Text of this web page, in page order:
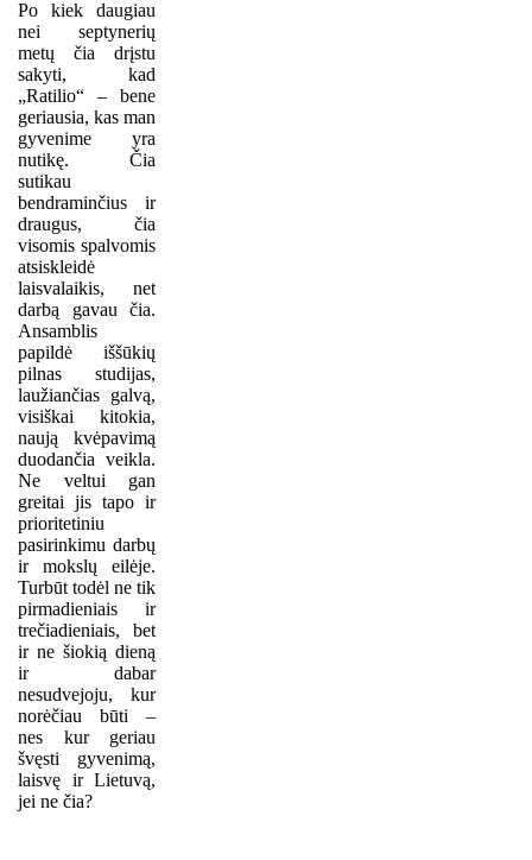
Po kiek daugiau
nei septynerių
metų čia drįstu
sakyti, kad
„Ratilio“ – bene
geriausia, kas man
gyvenime yra
nutikę. Čia
sutikau
bendraminčius ir
draugus, čia
visomis spalvomis
atsiskleidė
laisvalaikis, net
darbą gavau čia.
Ansamblis
papildė iššūkių
pilnas studijas,
laužiančias galvą,
visiškai kitokia,
naują kvėpavimą
duodančia veikla.
Ne veltui gan
greitai jis tapo ir
prioritetiniu
pasirinkimu darbų
ir mokslų eilėje.
Turbūt todėl ne tik
pirmadieniais ir
trečiadieniais, bet
ir ne šiokią dieną
ir dabar
nesudvejoju, kur
norėčiau būti –
nes kur geriau
švęsti gyvenimą,
laisvę ir Lietuvą,
jei ne čia?